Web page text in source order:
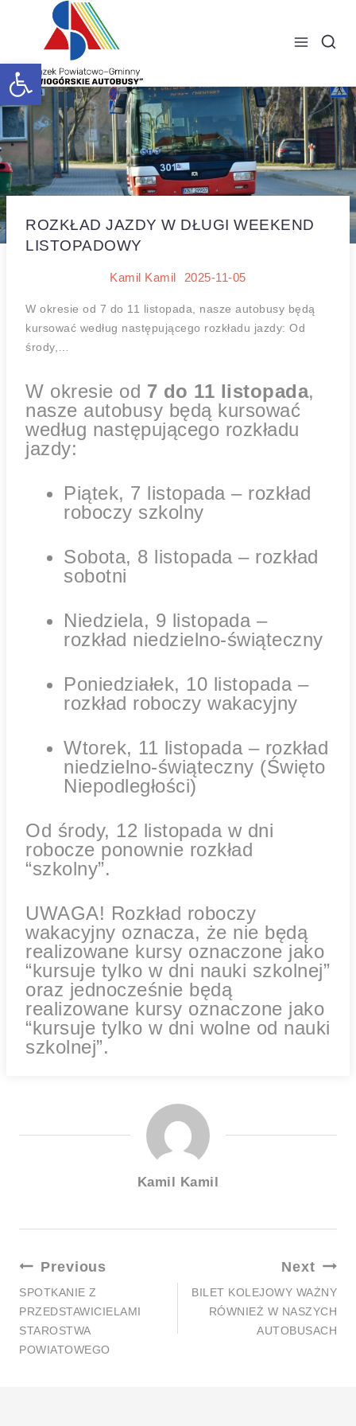
Open toolbar
ROZKŁAD JAZDY W DŁUGI WEEKEND
LISTOPADOWY
Kamil Kamil 2025-11-05
W okresie od 7 do 11 listopada, nasze autobusy będą
kursować według następującego rozkładu jazdy: Od
środy,…
W okresie od 7 do 11 listopada,
nasze autobusy będą kursować
według następującego rozkładu
jazdy:
Piątek, 7 listopada – rozkład
roboczy szkolny
Sobota, 8 listopada – rozkład
sobotni
Niedziela, 9 listopada –
rozkład niedzielno-świąteczny
Poniedziałek, 10 listopada –
rozkład roboczy wakacyjny
Wtorek, 11 listopada – rozkład
niedzielno-świąteczny (Święto
Niepodległości)
Od środy, 12 listopada w dni
robocze ponownie rozkład
“szkolny”.
UWAGA! Rozkład roboczy
wakacyjny oznacza, że nie będą
realizowane kursy oznaczone jako
“kursuje tylko w dni nauki szkolnej”
oraz jednocześnie będą
realizowane kursy oznaczone jako
“kursuje tylko w dni wolne od nauki
szkolnej”.
Kamil Kamil
Nawigacja
Previous
SPOTKANIE Z
PRZEDSTAWICIELAMI
STAROSTWA
POWIATOWEGO
Next
BILET KOLEJOWY WAŻNY
RÓWNIEŻ W NASZYCH
AUTOBUSACH